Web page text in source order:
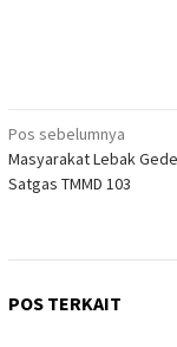
Navigasi
pos
Pos sebelumnya
Masyarakat Lebak
Satgas TMMD 103
POS TERKAIT